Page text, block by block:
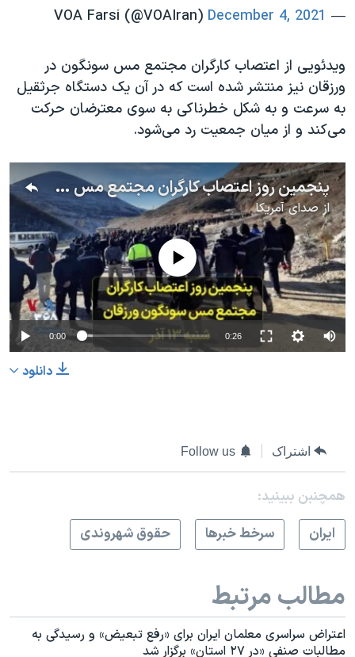
— VOA Farsi (@VOAIran)
December 4, 2021
ویدئویی از اعتصاب کارگران مجتمع مس سونگون در
ورزقان نیز منتشر شده است که در آن یک دستگاه جرثقیل
به سرعت و به شکل خطرناکی به سوی معترضان حرکت
می‌کند و از میان جمعیت رد می‌شود.
پنجمین روز اعتصاب کارگران مجتمع مس سونگون ورزقان - شنبه ۱۳ آذر
ازصدای آمریکا
No media source currently available
0:00 0:26
دانلود
اشتراک Follow us
همچنبن ببینید:
ايران
سرخط خبرها حقوق شهروندی
مطالب مرتبط
اعتراض سراسری معلمان ایران برای «رفع تبعیض» و رسیدگی به
مطالبات صنفی «در ۲۷ استان» برگزار شد